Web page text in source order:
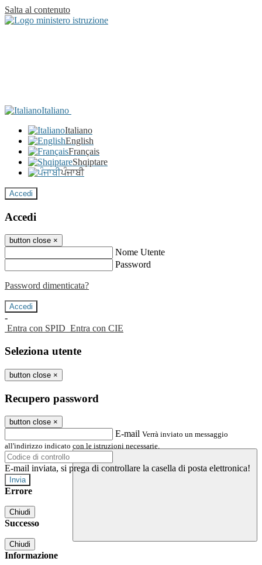
Salta al contenuto
Italiano
Italiano
English
Français
Shqiptare
ਪੰਜਾਬੀ
Accedi
Accedi
button close ×
Nome Utente
Password
Password dimenticata?
-
Entra con SPID Entra con CIE
Seleziona utente
button close ×
Recupero password
button close ×
E-mail Verrà inviato un messaggio
all'indirizzo indicato con le istruzioni necessarie.
E-mail inviata, si prega di controllare la casella di posta elettronica!
Errore
Chiudi
Successo
Chiudi
Informazione